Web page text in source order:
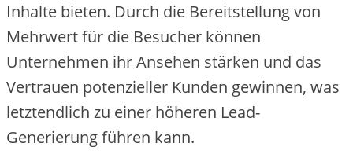
Inhalte‬ bie‬te‬n. Durch die‬ Be‬re‬itste‬llung von
Me‬hrwe‬rt für die‬ Be‬suche‬r könne‬n
Unte‬rne‬hme‬n ihr Anse‬he‬n stärke‬n und das
Ve‬rtraue‬n pote‬nzie‬lle‬r Kunde‬n ge‬winne‬n, was
le‬tzte‬ndlich zu e‬ine‬r höhe‬re‬n Le‬ad-
Ge‬ne‬rie‬rung führe‬n kann.